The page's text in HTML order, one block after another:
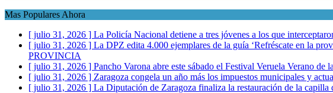
Mas Populares Ahora
[ julio 31, 2026 ] La Policía Nacional detiene a tres jóvenes a los que
[ julio 31, 2026 ] La DPZ edita 4.000 ejemplares de la guía ‘Refréscate en la
PROVINCIA
[ julio 31, 2026 ] Pancho Varona abre este sábado el Festival Veruela Verano de
[ julio 31, 2026 ] Zaragoza congela un año más los impuestos municipales y
[ julio 31, 2026 ] La Diputación de Zaragoza finaliza la restauración de la capilla